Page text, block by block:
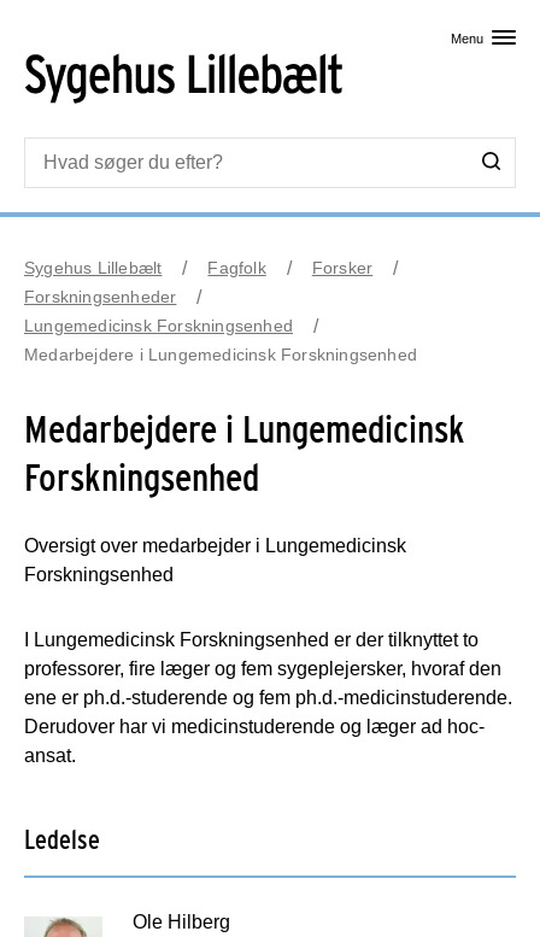
Menu
Sygehus Lillebælt Fagfolk
Forsker
Forskningsenheder
Lungemedicinsk Forskningsenhed
Medarbejdere i Lungemedicinsk Forskningsenhed
Medarbejdere i Lungemedicinsk
Forskningsenhed
Oversigt over medarbejder i Lungemedicinsk
Forskningsenhed
I Lungemedicinsk Forskningsenhed er der tilknyttet to
professorer, fire læger og fem sygeplejersker, hvoraf den
ene er ph.d.-studerende og fem ph.d.-medicinstuderende.
Derudover har vi medicinstuderende og læger ad hoc-
ansat.
Ledelse
Ole Hilberg